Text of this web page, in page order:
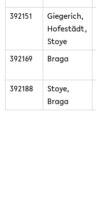
392151
Giegerich,
Hofestädt,
Stoye
392169 Braga
392188
Stoye,
Braga